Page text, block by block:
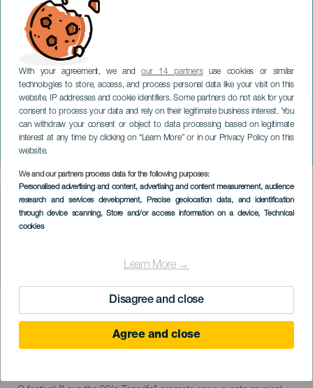
With your agreement, we andour 14 partnersuse cookies or similar
technologies to store, access, and process personal data like your visit on this
website, IP addresses and cookie identifiers. Some partners do not ask for your
consent to process your data and rely on their legitimate business interest. You
can withdraw your consent or object to data processing based on legitimate
interest at any time by clicking on “Learn More” or in our Privacy Policy on this
website.
We and our partners process data for the following purposes:
Personalised advertising and content, advertising and content measurement, audience
research and services development, Precise geolocation data, and identification
through device scanning, Store and/or access information on a device, Technical
cookies
Learn More →
Disagree and close
Agree and close
Love the 90´s Tenerife
TENERIFE
Imagen
Listado
EVENTO PASSADO